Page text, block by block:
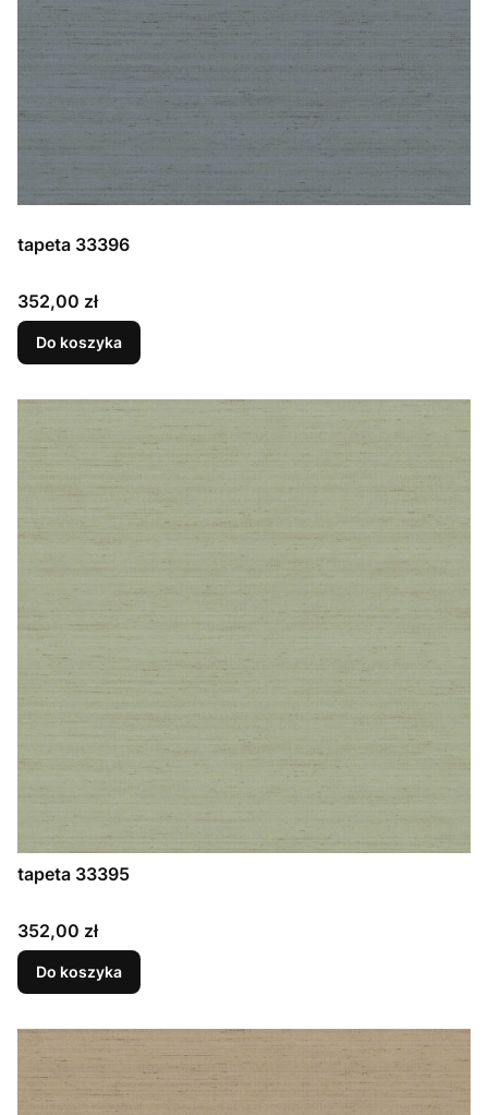
tapeta 33396
Cena
352,00 zł
Do koszyka
tapeta 33395
Cena
352,00 zł
Do koszyka